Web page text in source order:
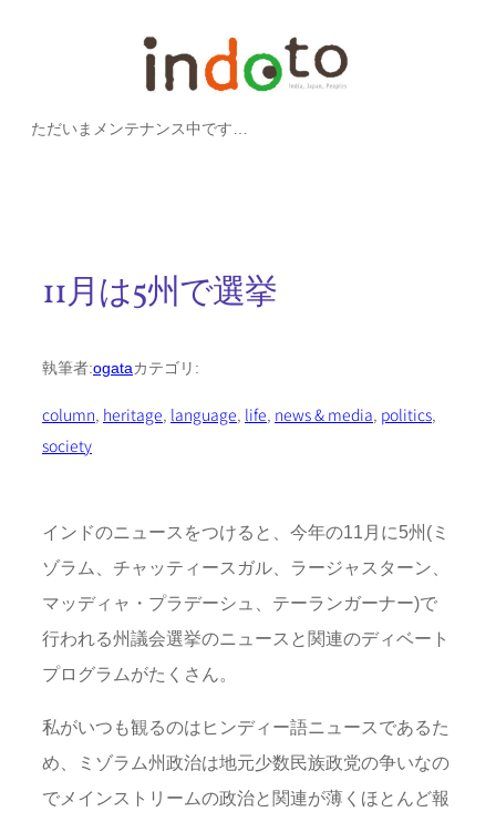
ただいまメンテナンス中です…
11月は5州で選挙
執筆者:ogataカテゴリ:
column, heritage, language, life, news & media, politics
society
インドのニュースをつけると、今年の11月に5州(ミ
ゾラム、チャッティースガル、ラージャスターン、
マッディャ・プラデーシュ、テーランガーナー)で
行われる州議会選挙のニュースと関連のディベート
プログラムがたくさん。
私がいつも観るのはヒンディー語ニュースであるた
め、ミゾラム州政治は地元少数民族政党の争いなの
でメインストリームの政治と関連が薄くほとんど報